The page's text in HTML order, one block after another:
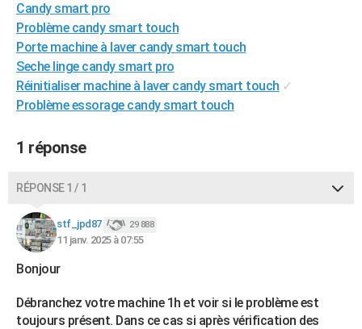
GUIDES D'ACHAT
BONS PLANS
CARTE DE VOEUX
Carte de Noël
Carte Bonne année
Carte Saint-Valentin
Carte Pâques
Carte d'anniversaire
DICTIONNAIRE
Dictionnaire
Biographies
Citations
Expressions
Proverbes
PROGRAMME TV
AVIS DE DÉCÈS
FORUM
Bricolage
Lifestyle
Culture
Sport
Auto
Television
Voyage
Cinema
Candy smart pro
Problème candy smart touch
Porte machine à laver candy smart touch
Seche linge candy smart pro
Réinitialiser machine à laver candy smart touch ✓
Problème essorage candy smart touch
1 réponse
RÉPONSE 1 / 1
stf_jpd87 29 888
11 janv. 2025 à 07:55
Bonjour
Débranchez votre machine 1h et voir si le problème est
toujours présent. Dans ce cas si après vérification des